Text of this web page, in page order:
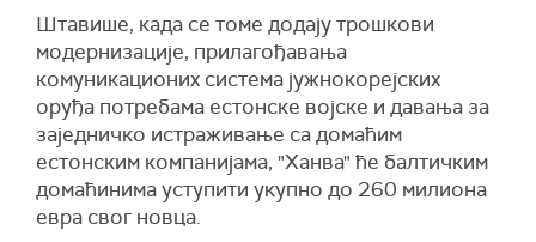
Штавише, када се томе додају трошкови
модернизације, прилагођавања
комуникационих система јужнокорејских
оруђа потребама естонске војске и давања за
заједничко истраживање са домаћим
естонским компанијама, "Ханва" ће балтичким
домаћинима уступити укупно до 260 милиона
евра свог новца.